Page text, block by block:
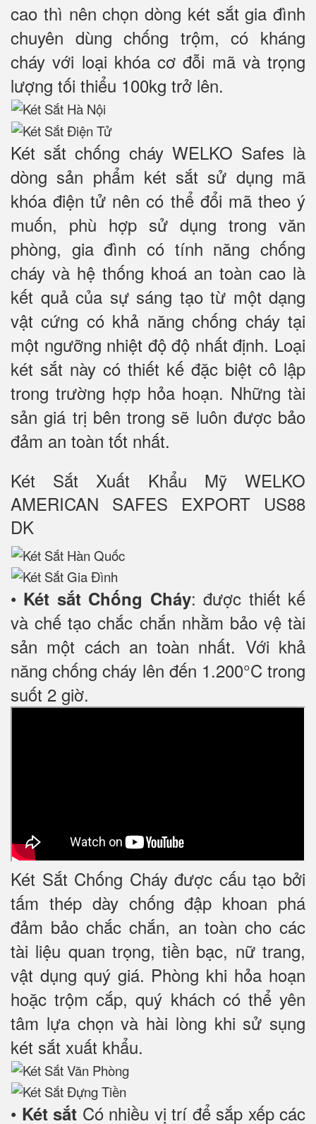
cao thì nên chọn dòng két sắt gia đình
chuyên dùng chống trộm, có kháng
cháy với loại khóa cơ đỗi mã và trọng
lượng tối thiểu 100kg trở lên.
Két sắt chống cháy WELKO Safes là
dòng sản phẩm két sắt sử dụng mã
khóa điện tử nên có thể đổi mã theo ý
muốn, phù hợp sử dụng trong văn
phòng, gia đình có tính năng chống
cháy và hệ thống khoá an toàn cao là
kết quả của sự sáng tạo từ một dạng
vật cứng có khả năng chống cháy tại
một ngưỡng nhiệt độ độ nhất định. Loại
két sắt này có thiết kế đặc biệt cô lập
trong trường hợp hỏa hoạn. Những tài
sản giá trị bên trong sẽ luôn được bảo
đảm an toàn tốt nhất.
Két Sắt Xuất Khẩu Mỹ WELKO
AMERICAN SAFES EXPORT US88
DK
• Két sắt Chống Cháy: được thiết kế
và chế tạo chắc chắn nhằm bảo vệ tài
sản một cách an toàn nhất. Với khả
năng chống cháy lên đến 1.200°C trong
suốt 2 giờ.
Két Sắt Chống Cháy được cấu tạo bởi
tấm thép dày chống đập khoan phá
đảm bảo chắc chắn, an toàn cho các
tài liệu quan trọng, tiền bạc, nữ trang,
vật dụng quý giá. Phòng khi hỏa hoạn
hoặc trộm cắp, quý khách có thể yên
tâm lựa chọn và hài lòng khi sử sụng
két sắt xuất khẩu.
• Két sắt Có nhiều vị trí để sắp xếp các